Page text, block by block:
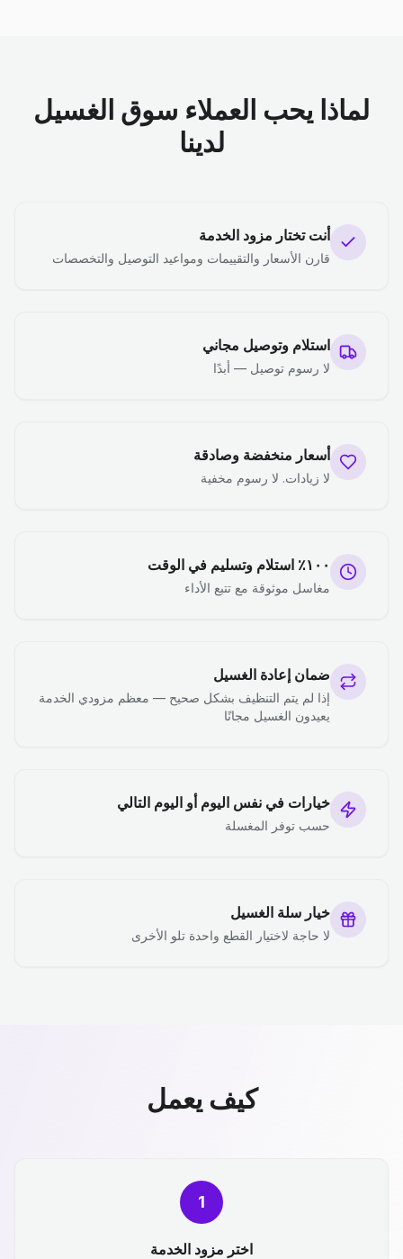
لماذا يحب العملاء سوق الغسيل
لدينا
أنت تختار مزود الخدمة
قارن الأسعار والتقييمات ومواعيد التوصيل والتخصصات
استلام وتوصيل مجاني
لا رسوم توصيل — أبدًا
أسعار منخفضة وصادقة
لا زيادات. لا رسوم مخفية
١٠٠٪ استلام وتسليم في الوقت
مغاسل موثوقة مع تتبع الأداء
ضمان إعادة الغسيل
إذا لم يتم التنظيف بشكل صحيح — معظم مزودي الخدمة
يعيدون الغسيل مجانًا
خيارات في نفس اليوم أو اليوم التالي
حسب توفر المغسلة
خيار سلة الغسيل
لا حاجة لاختيار القطع واحدة تلو الأخرى
كيف يعمل
1
اختر مزود الخدمة